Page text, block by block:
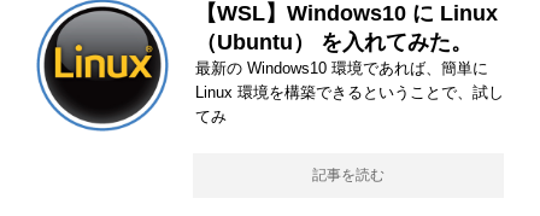
【WSL】Windows10 に Linux
（Ubuntu） を入れてみた。
最新の Windows10 環境であれば、簡単に
Linux 環境を構築できるということで、試し
てみ
記事を読む